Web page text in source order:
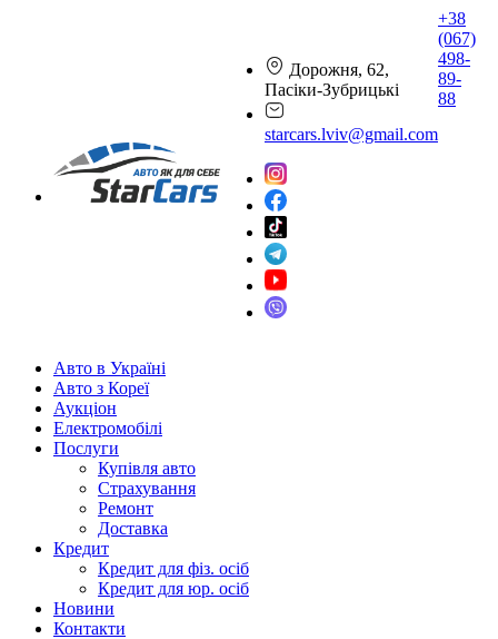
Дорожня, 62,
Пасіки-Зубрицькі
starcars.lviv@gmail.com
+38
(067)
498-
89-
88
Авто в Україні
Авто з Кореї
Аукціон
Електромобілі
Послуги
Купівля авто
Страхування
Ремонт
Доставка
Кредит
Кредит для фіз. осіб
Кредит для юр. осіб
Новини
Контакти